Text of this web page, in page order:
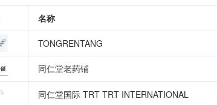
名称
TONGRENTANG
同仁堂老药铺
同仁堂国际 TRT TRT INTERNATIONAL